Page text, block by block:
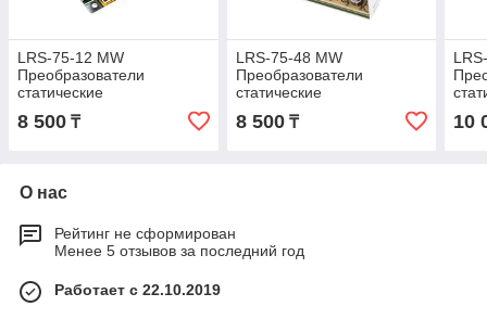
LRS-75-12 MW
Преобразователи
статические
8 500 ₸
LRS-75-48 MW
Преобразователи
статические
8 500₸ 10
О нас
Рейтинг не сформирован
Менее 5 отзывов за последний год
Работает с 22.10.2019